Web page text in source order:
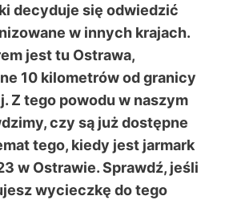
decyduje się odwiedzić
w innych krajach.
jest tu Ostrawa,
10 kilometrów od granicy
Z tego powodu w naszym
czy są już dostępne
tego, kiedy jest jarmark
w Ostrawie. Sprawdź, jeśli
wycieczkę do tego